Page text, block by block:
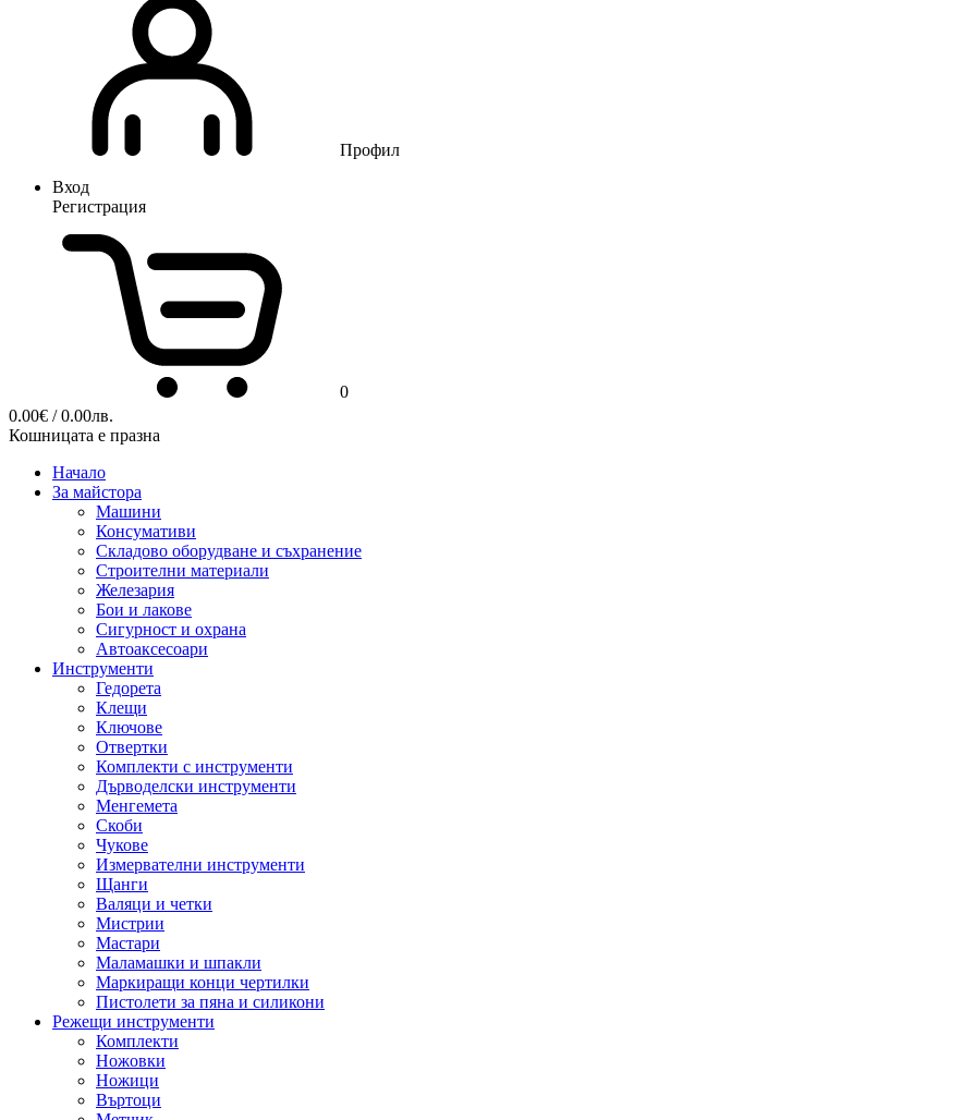
Профил
Вход
Регистрация
0
0.00€ / 0.00лв.
Кошницата е празна
Начало
За майстора
Машини
Консумативи
Складово оборудване и съхранение
Строителни материали
Железария
Бои и лакове
Сигурност и охрана
Автоаксесоари
Инструменти
Гедорета
Клещи
Ключове
Отвертки
Комплекти с инструменти
Дърводелски инструменти
Менгемета
Скоби
Чукове
Измервателни инструменти
Щанги
Валяци и четки
Мистрии
Мастари
Маламашки и шпакли
Маркиращи конци чертилки
Пистолети за пяна и силикони
Режещи инструменти
Комплекти
Ножовки
Ножици
Въртоци